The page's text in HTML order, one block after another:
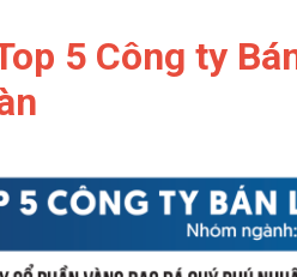
5 Công ty